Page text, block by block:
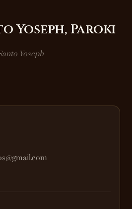
Yoseph, Paroki
Yoseph